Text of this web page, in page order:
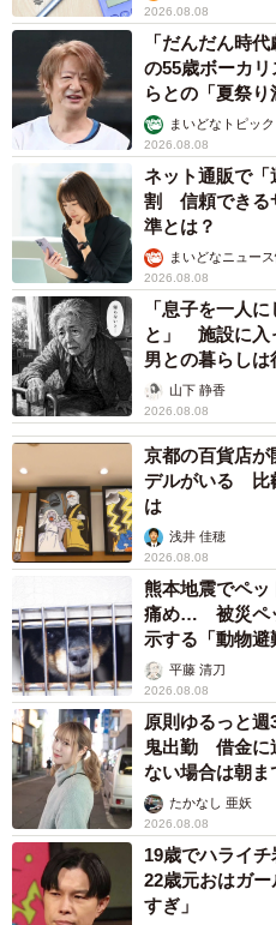
2026.08.08
「だんだん時
の55歳ボーカ
らとの「夏祭
まいどなトピック
2026.08.08
ネット通販で「
割 信頼できる
準とは？
まいどなニュー
2026.08.08
「息子を一人
と」 施設に入
男との暮らし
から】山下 静香
2026.08.08
京都の百貨店
デルがいる 比
は
浅井 佳穂
2026.08.08
熊本地震でペ
痛め… 被災ペ
示する「動物
平藤 清刀
2026.08.08
原則ゆるっと
鬼出勤 借金に
ない場合は朝ま
ストに取材】
たかなし 亜妖
2026.08.08
19歳でハライチ
22歳元おはガ
すぎ」